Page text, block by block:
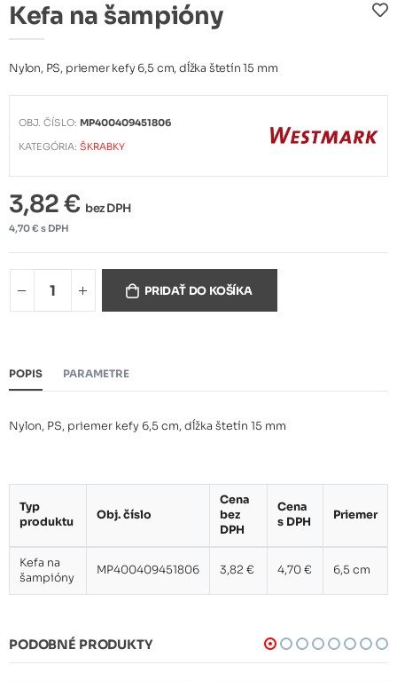
Kefa na šampióny
Nylon, PS, priemer kefy 6,5 cm, dĺžka štetín 15 mm
OBJ. ČÍSLO: MP400409451806
KATEGÓRIA:ŠKRABKY
3,82 € bez DPH
4,70 € s DPH
PRIDAŤ DO KOŠÍKA
POPIS PARAMETRE
Nylon, PS, priemer kefy 6,5 cm, dĺžka štetín 15 mm
Typ
produktu
Obj. číslo
Cena
bez
DPH
Cena
s DPH
Priemer
Kefa na
šampióny
MP400409451806 3,82 € 4,70 € 6,5 cm
PODOBNÉ PRODUKTY